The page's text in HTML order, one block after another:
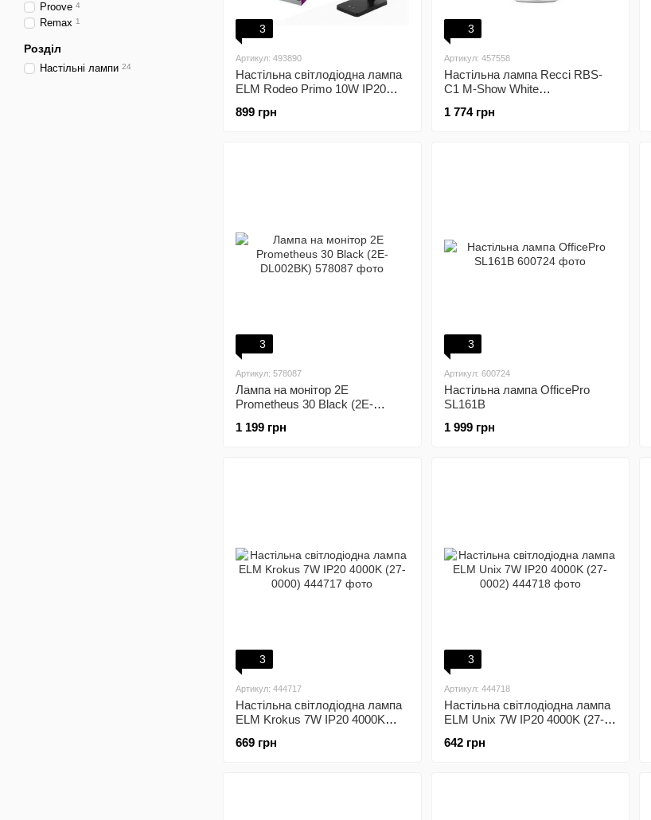
3
Артикул: 493890
Настільна світлодіодна лампа
ELM Rodeo Primo 10W IP20
899 грн
3
Артикул: 457558
Настільна лампа Recci RBS-
C1 M-Show White
1 774 грн
3
Артикул: 578087
Лампа на монітор 2E
Prometheus 30 Black (2E-
1 199 грн
3
Артикул: 600724
Настільна лампа OfficePro
SL161B
1 999 грн
3
Артикул: 444717
Настільна світлодіодна лампа
ELM Krokus 7W IP20 4000K
669 грн
3
Артикул: 444718
Настільна світлодіодна лампа
ELM Unix 7W IP20 4000K (27-
642 грн
Proove 4
Remax 1
Розділ
Настільні лампи 24